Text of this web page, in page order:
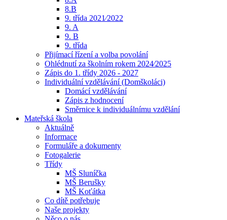
8.B
9. třída 2021⁄2022
9. A
9. B
9. třída
Přijímací řízení a volba povolání
Ohlédnutí za školním rokem 2024⁄2025
Zápis do 1. třídy 2026 - 2027
Individuální vzdělávání (Domškoláci)
Domácí vzdělávání
Zápis z hodnocení
Směrnice k individuálnímu vzdělání
Mateřská škola
Aktuálně
Informace
Formuláře a dokumenty
Fotogalerie
Třídy
MŠ Sluníčka
MŠ Berušky
MŠ Koťátka
Co dítě potřebuje
Naše projekty